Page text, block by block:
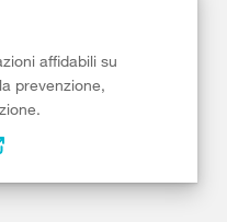
affidabili su
prevenzione,